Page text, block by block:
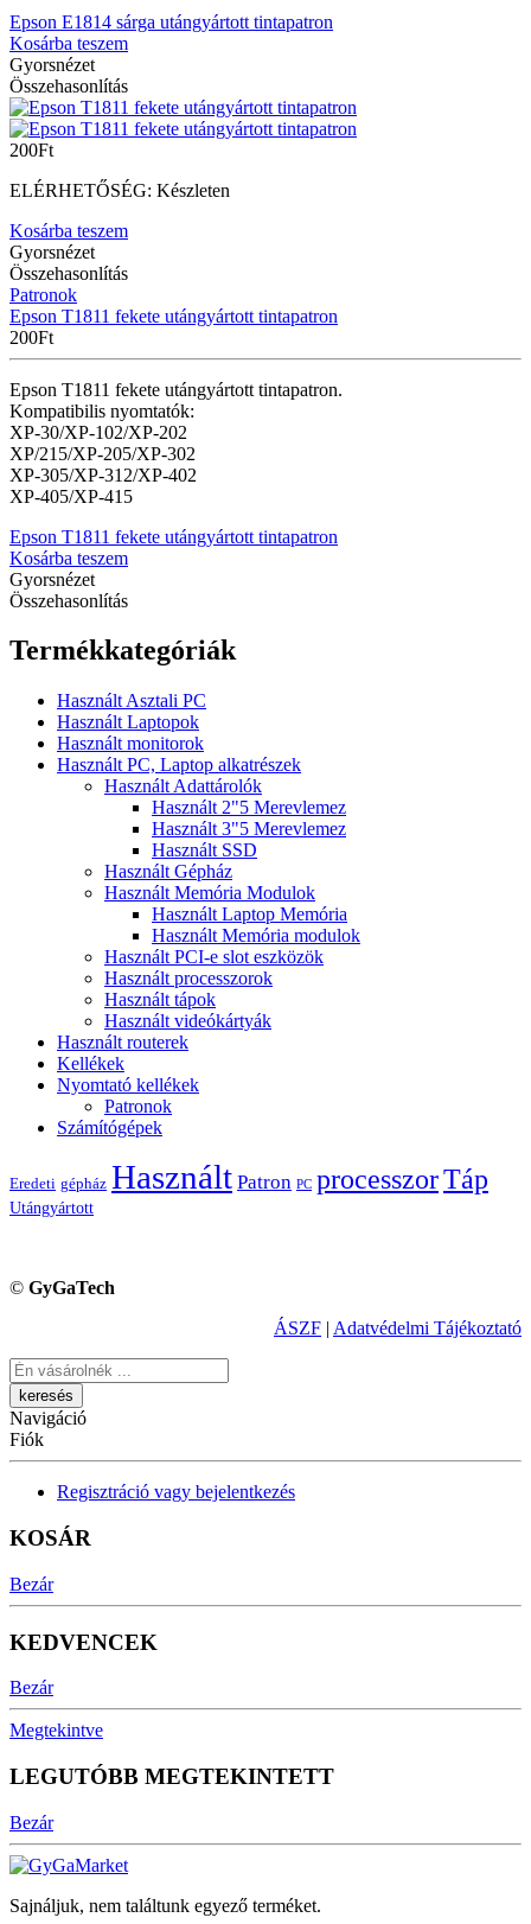
Epson E1814 sárga utángyártott tintapatron
Kosárba teszem
Gyorsnézet
Összehasonlítás
200Ft
ELÉRHETŐSÉG: Készleten
Kosárba teszem
Gyorsnézet
Összehasonlítás
Patronok
Epson T1811 fekete utángyártott tintapatron
200Ft
Epson T1811 fekete utángyártott tintapatron.
Kompatibilis nyomtatók:
XP-30/XP-102/XP-202
XP/215/XP-205/XP-302
XP-305/XP-312/XP-402
XP-405/XP-415
Epson T1811 fekete utángyártott tintapatron
Kosárba teszem
Gyorsnézet
Összehasonlítás
Termékkategóriák
Használt Asztali PC
Használt Laptopok
Használt monitorok
Használt PC, Laptop alkatrészek
Használt Adattárolók
Használt 2"5 Merevlemez
Használt 3"5 Merevlemez
Használt SSD
Használt Gépház
Használt Memória Modulok
Használt Laptop Memória
Használt Memória modulok
Használt PCI-e slot eszközök
Használt processzorok
Használt tápok
Használt videókártyák
Használt routerek
Kellékek
Nyomtató kellékek
Patronok
Számítógépek
Eredeti gépház Használt Patron PC processzorTáp
Utángyártott
© GyGaTech
ÁSZF | Adatvédelmi Tájékoztató
Keresés
Navigáció
Fiók
Regisztráció vagy bejelentkezés
KOSÁR
Bezár
KEDVENCEK
Bezár
Megtekintve
LEGUTÓBB MEGTEKINTETT
Bezár
Sajnáljuk, nem találtunk egyező terméket.